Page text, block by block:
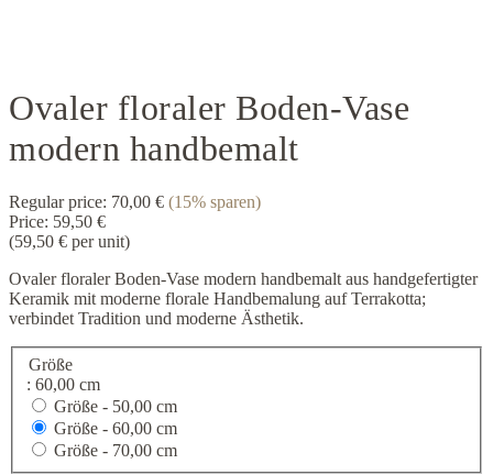
Ovaler floraler Boden-Vase
modern handbemalt
Regular price: 70,00 € (15% sparen)
Price: 59,50 €
(59,50 € per unit)
Ovaler floraler Boden-Vase modern handbemalt aus handgefertigter
Keramik mit moderne florale Handbemalung auf Terrakotta;
verbindet Tradition und moderne Ästhetik.
Größe
: 60,00 cm
Größe - 50,00 cm
Größe - 60,00 cm
Größe - 70,00 cm